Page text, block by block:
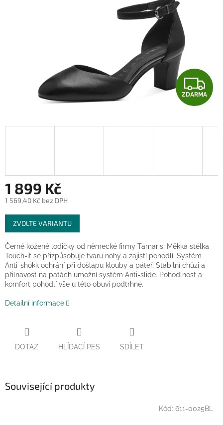
Z
D
A
ZDARMA
1 899 Kč
1 569,40 Kč bez DPH
Měrná
cena:
ZVOLTE VARIANTU
Černé kožené lodičky od německé firmy Tamaris. Měkká stélka
Touch-it se přizpůsobuje tvaru nohy a zajistí pohodlí. Systém
Anti-shokk ochrání při došlapu klouby a páteř. Stabilní chůzi a
přilnavost na patách umožní systém Anti-slide. Pohodlnost a
komfort pohodlí vše u této obuvi podtrhne.
Detailní informace
DOTAZ HLÍDACÍ PES SDÍLET
Související produkty
Kód: 611-0025BL